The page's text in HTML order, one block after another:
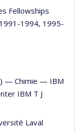
Fellowships
1994, 1995-
— Chimie — IBM
IBM T J
Laval